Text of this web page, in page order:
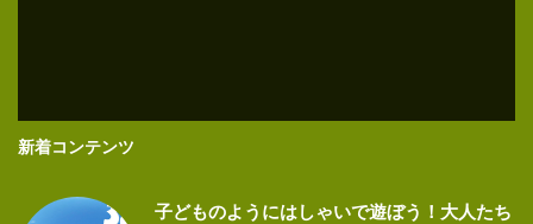
新着コンテンツ
子どものようにはしゃいで遊ぼう！大人たち